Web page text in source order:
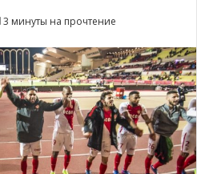
3 минуты на прочтение